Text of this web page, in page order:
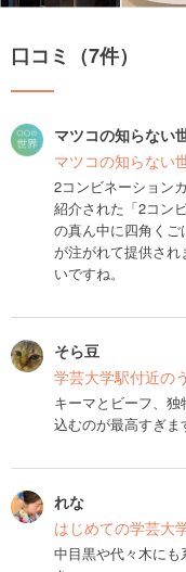
口コミ（7件）
マツコの知らない
マツコの知らない
2コンビネーション
紹介された「2コン
の真ん中に四角く
が注がれて提供さ
いですね。
そら豆
学芸大学駅付近の
キーマとビーフ、
込むのが最高すぎま
れな
はじめての学芸大
中目黒や代々木に